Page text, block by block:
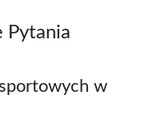
Pytania
w